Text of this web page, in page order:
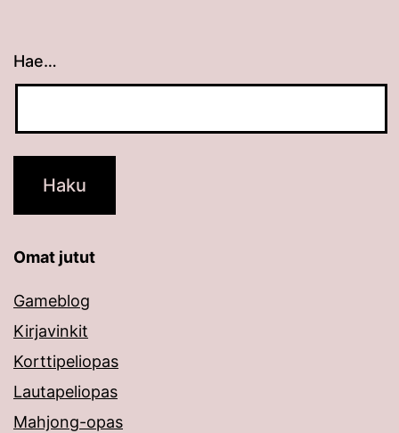
Hae…
Kun tuloksia tulee, voit selata niitä
Omat jutut
Gameblog
Kirjavinkit
Korttipeliopas
Lautapeliopas
Mahjong-opas